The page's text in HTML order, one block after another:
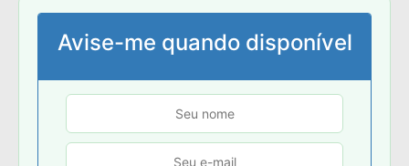
Avise-me quando disponível